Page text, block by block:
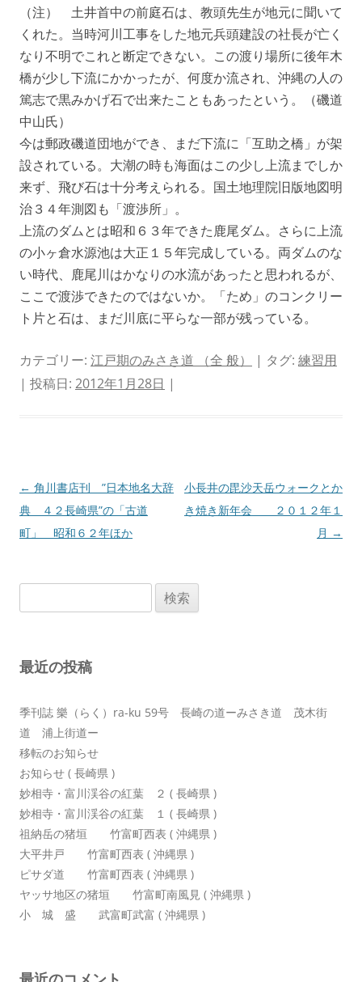
（注） 土井首中の前庭石は、教頭先生が地元に聞いて
くれた。当時河川工事をした地元兵頭建設の社長が亡く
なり不明でこれと断定できない。この渡り場所に後年木
橋が少し下流にかかったが、何度か流され、沖縄の人の
篤志で黒みかげ石で出来たこともあったという。（磯道
中山氏）
今は郵政磯道団地ができ、まだ下流に「互助之橋」が架
設されている。大潮の時も海面はこの少し上流までしか
来ず、飛び石は十分考えられる。国土地理院旧版地図明
治３４年測図も「渡渉所」。
上流のダムとは昭和６３年できた鹿尾ダム。さらに上流
の小ヶ倉水源池は大正１５年完成している。両ダムのな
い時代、鹿尾川はかなりの水流があったと思われるが、
ここで渡渉できたのではないか。「ため」のコンクリー
ト片と石は、まだ川底に平らな一部が残っている。
カテゴリー: 江戸期のみさき道 （全 般） | タグ: 練習用
| 投稿日: 2012年1月28日 |
投
稿
ナ
ン
← 角川書店刊 ”日本地名大辞
典 ４２長崎県”の「古道
町」 昭和６２年ほか
小長井の毘沙天岳ウォークとか
き焼き新年会 ２０１２年１
月 →
索:
最近の投稿
季刊誌 樂（らく）ra-ku 59号 長崎の道ーみさき道 茂木街
道 浦上街道ー
移転のお知らせ
お知らせ ( 長崎県 )
妙相寺・富川渓谷の紅葉 ２ ( 長崎県 )
妙相寺・富川渓谷の紅葉 １ ( 長崎県 )
祖納岳の猪垣 竹富町西表 ( 沖縄県 )
大平井戸 竹富町西表 ( 沖縄県 )
ピサダ道 竹富町西表 ( 沖縄県 )
ヤッサ地区の猪垣 竹富町南風見 ( 沖縄県 )
小 城 盛 武富町武富 ( 沖縄県 )